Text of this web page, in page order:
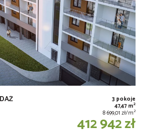
3 pokoje
47,47 m2
8 699,01 zł/m2
412 942 zł